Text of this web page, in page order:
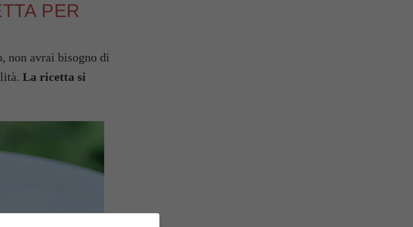
PER
non avrai bisogno di
La ricetta si